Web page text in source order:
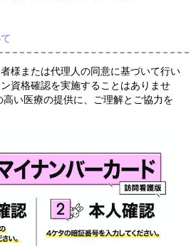
様または代理人の同意に基づいて行い
資格確認を実施することはありませ
高い医療の提供に、ご理解とご協力を